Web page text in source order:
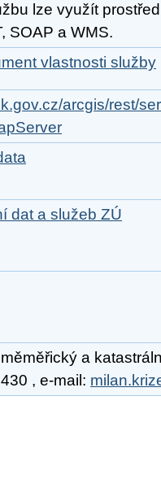
lze využít
SOAP a WMS.
vlastnosti služby
arcgis/rest/
dat a služeb ZÚ
a
, e-mail: